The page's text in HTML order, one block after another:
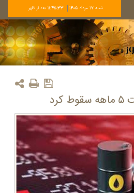
شنبه 17 مرداد 1405 11:45:33 بعد از ظهر